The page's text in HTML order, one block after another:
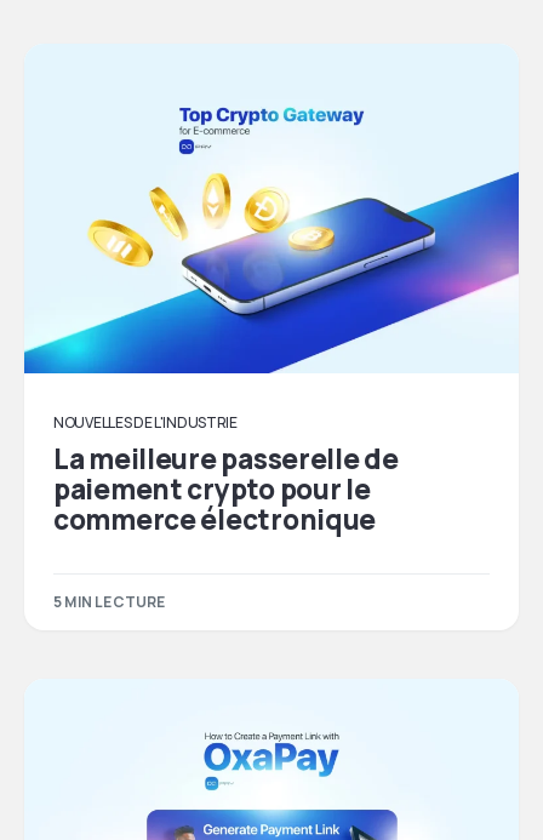
NOUVELLES DE L'INDUSTRIE
La meilleure passerelle de
paiement crypto pour le
commerce électronique
5 MIN LECTURE